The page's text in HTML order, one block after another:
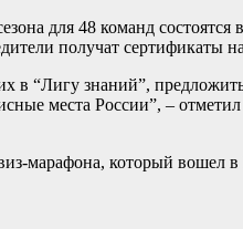
для 48 команд
получат сертификаты
“Лигу знаний”,
места России”, –
марафона, который вошел